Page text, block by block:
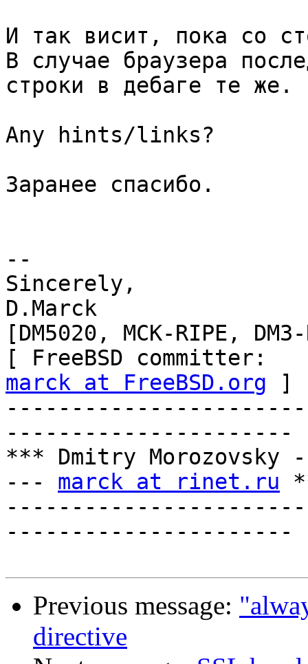
И так висит, пока со
В случае браузера
строки в дебаге те же.
Any hints/links?
Заранее спасибо.
--
Sincerely,
D.Marck
[DM5020, MCK-RIPE,
marck at FreeBSD.org ]
----------------------
*** Dmitry Morozovsky
--- marck at rinet.ru
----------------------
Previous message:
directive